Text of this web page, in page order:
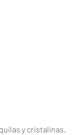
y cristalinas.